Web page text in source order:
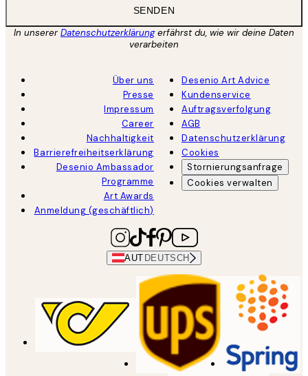
SENDEN
In unsererDatenschutzerklärungerfährst du, wie wir deine Daten
verarbeiten
Über uns
Presse
Impressum
Career
Nachhaltigkeit
Barrierefreiheitserklärung
Desenio Ambassador
Programme
Art Awards
Anmeldung (geschäftlich)
Desenio Art Advice
Kundenservice
Auftragsverfolgung
AGB
Datenschutzerklärung
Cookies
Stornierungsanfrage
Cookies verwalten
AUT DEUTSCH